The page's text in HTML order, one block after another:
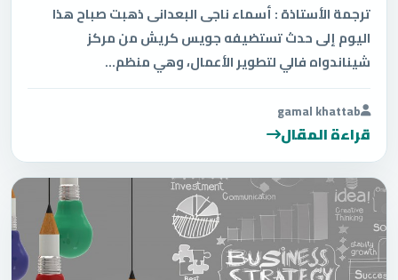
ترجمة الأستاذة : أسماء ناجى البعدانى ذهبت صباح هذا
اليوم إلى حدث تستضيفه جويس كريش من مركز
شيناندواه فالي لتطوير الأعمال، وهي منظم...
gamal khattab
قراءة المقال